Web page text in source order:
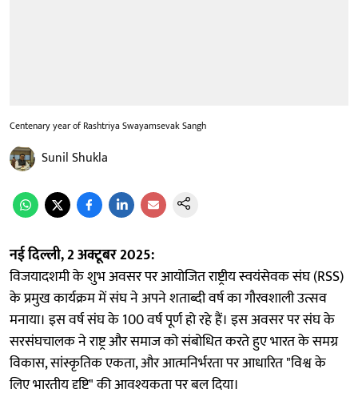
Centenary year of Rashtriya Swayamsevak Sangh
Sunil Shukla
नई दिल्ली, 2 अक्टूबर 2025:
विजयादशमी के शुभ अवसर पर आयोजित राष्ट्रीय स्वयंसेवक संघ (RSS)
के प्रमुख कार्यक्रम में संघ ने अपने शताब्दी वर्ष का गौरवशाली उत्सव
मनाया। इस वर्ष संघ के 100 वर्ष पूर्ण हो रहे हैं। इस अवसर पर संघ के
सरसंघचालक ने राष्ट्र और समाज को संबोधित करते हुए भारत के समग्र
विकास, सांस्कृतिक एकता, और आत्मनिर्भरता पर आधारित "विश्व के
लिए भारतीय दृष्टि" की आवश्यकता पर बल दिया।